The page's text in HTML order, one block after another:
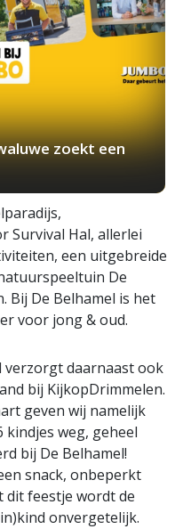
zoekt een
Survival Hal, allerlei
een uitgebreide
De
Bij De Belhamel is het
voor jong & oud.
verzorgt daarnaast ook
bij KijkopDrimmelen.
geven wij namelijk
weg, geheel
bij De Belhamel!
snack, onbeperkt
dit feestje wordt de
onvergetelijk.